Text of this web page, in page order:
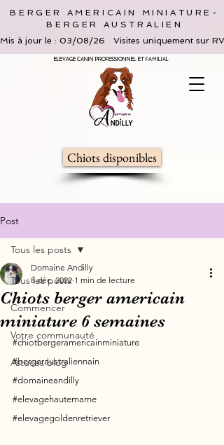
BERGER AMERICAIN MINIATURE-
BERGER AUSTRALIEN
Mis à jour le : 03/08/26   Visites uniquement sur
ELEVAGE CANIN PROFESSIONNEL ET FAMILIAL
Chiots disponibles
Post
Tous les posts
Commencer
Votre communauté
Astuces blog
Tous les posts
Chiots berger americain
miniature 6 semaines
Domaine Andilly
8 déc. 2022 1 min de lecture
#chiotbergeramericainminiature
#bergeraustraliennain
#domaineandilly
#elevagehautemarne
#elevagegoldenretriever